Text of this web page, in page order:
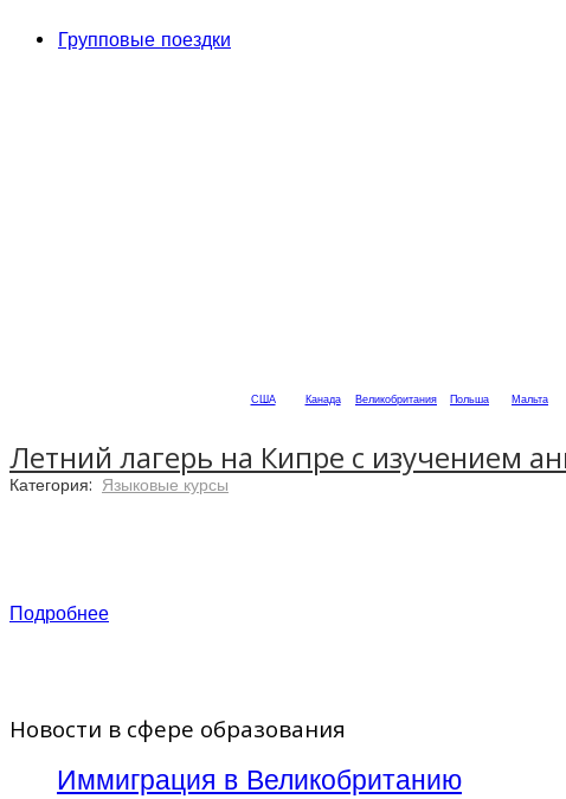
Групповые поездки
США Канада Великобритания Польша Мальта
Летний лагерь на Кипре с изучением
Категория: Языковые курсы
Подробнее
Новости в сфере образования
Иммиграция в Великобританию